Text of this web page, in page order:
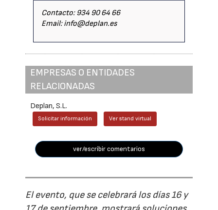
Contacto: 934 90 64 66
Email: info@deplan.es
EMPRESAS O ENTIDADES
RELACIONADAS
Deplan, S.L.
Solicitar información Ver stand virtual
ver/escribir comentarios
El evento, que se celebrará los días 16 y